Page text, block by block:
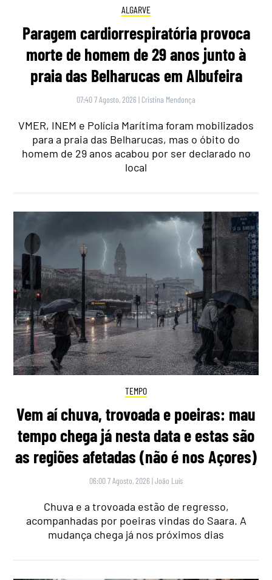
ALGARVE
Paragem cardiorrespiratória provoca
morte de homem de 29 anos junto à
praia das Belharucas em Albufeira
07:40 7 Agosto, 2026 | Cristina Mendonça
VMER, INEM e Polícia Marítima foram mobilizados
para a praia das Belharucas, mas o óbito do
homem de 29 anos acabou por ser declarado no
local
TEMPO
Vem aí chuva, trovoada e poeiras: mau
tempo chega já nesta data e estas são
as regiões afetadas (não é nos Açores)
06:00 7 Agosto, 2026 |João Luís
Chuva e a trovoada estão de regresso,
acompanhadas por poeiras vindas do Saara. A
mudança chega já nos próximos dias